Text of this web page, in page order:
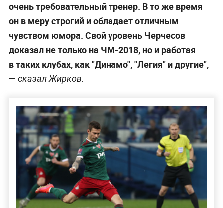
очень требовательный тренер. В то же время
он в меру строгий и обладает отличным
чувством юмора. Свой уровень Черчесов
доказал не только на ЧМ-2018, но и работая
в таких клубах, как "Динамо", "Легия" и другие",
— сказал Жирков.